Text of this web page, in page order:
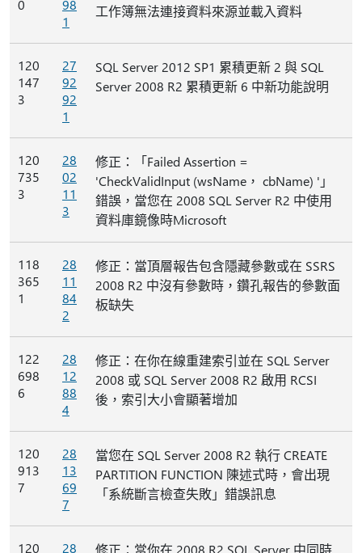
0
98
1
工作簿無法連接資料來源並載入資料
120
147
3
27
92
92
1
SQL Server 2012 SP1 累積更新 2 與 SQL
Server 2008 R2 累積更新 6 中新功能說明
120
735
3
28
02
11
3
修正：「Failed Assertion =
'CheckValidInput (wsName， cbName) '」
錯誤，當您在 2008 SQL Server R2 中使用
資料庫鏡像時Microsoft
118
365
1
28
11
84
2
修正：當頂層報告包含隱藏參數或在 SSRS
2008 R2 中沒有參數時，鑽孔報告的參數面
板缺失
122
698
6
28
12
88
4
修正：在你在線重建索引並在 SQL Server
2008 或 SQL Server 2008 R2 啟用 RCSI
後，索引大小會顯著增加
120
913
7
28
13
69
7
當您在 SQL Server 2008 R2 執行 CREATE
PARTITION FUNCTION 陳述式時，會出現
「系統斷言檢查失敗」錯誤訊息
120 28 修正：當你在 2008 R2 SQL Server 中同時